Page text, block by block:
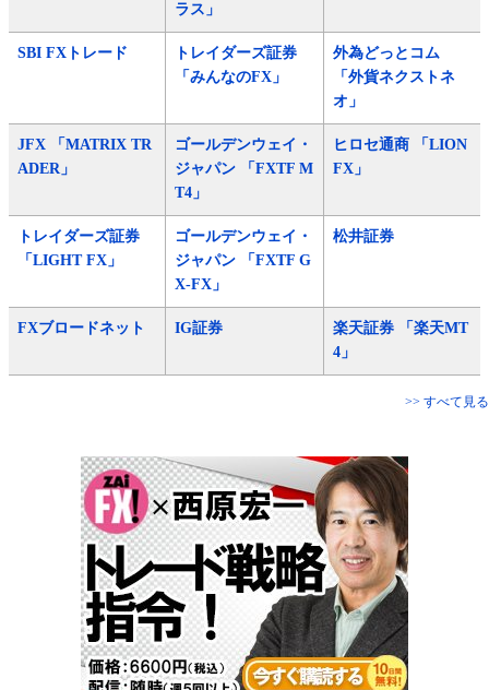
ラス」
SBI FXトレード
トレイダーズ証券
「みんなのFX」
外為どっとコム
「外貨ネクストネ
オ」
JFX 「MATRIX TR
ADER」
ゴールデンウェイ・
ジャパン 「FXTF M
T4」
ヒロセ通商 「LION
FX」
トレイダーズ証券
「LIGHT FX」
ゴールデンウェイ・
ジャパン 「FXTF G
X-FX」
松井証券
FXブロードネット IG証券
楽天証券 「楽天MT
4」
>> すべて見る